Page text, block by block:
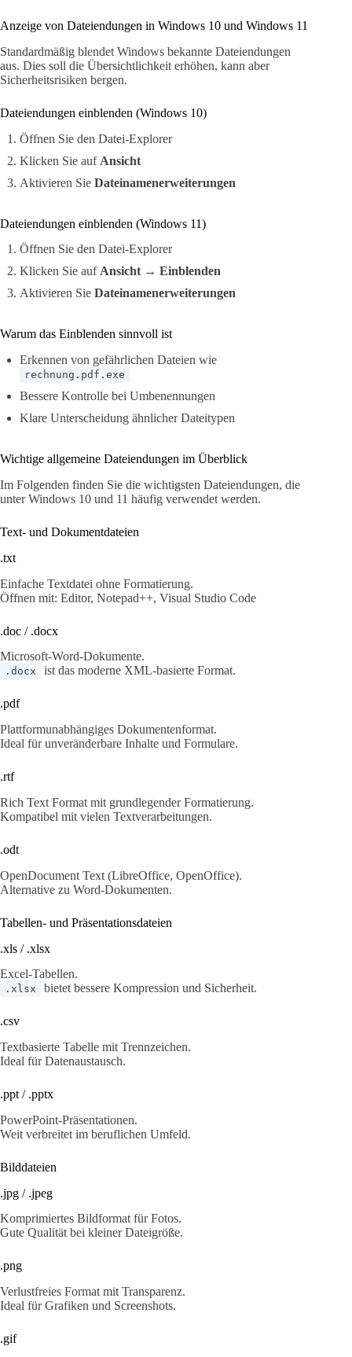
Anzeige von Dateiendungen in Windows 10 und Windows 11
Standardmäßig blendet Windows bekannte Dateiendungen
aus. Dies soll die Übersichtlichkeit erhöhen, kann aber
Sicherheitsrisiken bergen.
Dateiendungen einblenden (Windows 10)
Öffnen Sie den Datei-Explorer
Klicken Sie auf Ansicht
Aktivieren Sie Dateinamenerweiterungen
Dateiendungen einblenden (Windows 11)
Öffnen Sie den Datei-Explorer
Klicken Sie auf Ansicht → Einblenden
Aktivieren Sie Dateinamenerweiterungen
Warum das Einblenden sinnvoll ist
Erkennen von gefährlichen Dateien wie
rechnung.pdf.exe
Bessere Kontrolle bei Umbenennungen
Klare Unterscheidung ähnlicher Dateitypen
Wichtige allgemeine Dateiendungen im Überblick
Im Folgenden finden Sie die wichtigsten Dateiendungen, die
unter Windows 10 und 11 häufig verwendet werden.
Text- und Dokumentdateien
.txt
Einfache Textdatei ohne Formatierung.
Öffnen mit: Editor, Notepad++, Visual Studio Code
.doc / .docx
Microsoft-Word-Dokumente.
.docx ist das moderne XML-basierte Format.
.pdf
Plattformunabhängiges Dokumentenformat.
Ideal für unveränderbare Inhalte und Formulare.
.rtf
Rich Text Format mit grundlegender Formatierung.
Kompatibel mit vielen Textverarbeitungen.
.odt
OpenDocument Text (LibreOffice, OpenOffice).
Alternative zu Word-Dokumenten.
Tabellen- und Präsentationsdateien
.xls / .xlsx
Excel-Tabellen.
.xlsx bietet bessere Kompression und Sicherheit.
.csv
Textbasierte Tabelle mit Trennzeichen.
Ideal für Datenaustausch.
.ppt / .pptx
PowerPoint-Präsentationen.
Weit verbreitet im beruflichen Umfeld.
Bilddateien
.jpg / .jpeg
Komprimiertes Bildformat für Fotos.
Gute Qualität bei kleiner Dateigröße.
.png
Verlustfreies Format mit Transparenz.
Ideal für Grafiken und Screenshots.
.gif